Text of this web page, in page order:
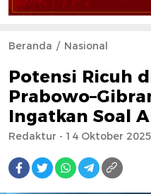
Beranda Nasional
Potensi Ricuh
Ingatkan Soal
Redaktur - 14 Oktober